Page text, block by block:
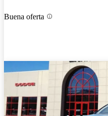
Buena oferta